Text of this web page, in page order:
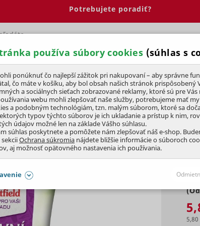
používa súbory cookies (súhlas s
ponúknuť čo najlepší zážitok pri nakupovaní – aby správne
čo máte v košíku, aby bol obsah našich stránok prispôsobený
a sociálnych sieťach zobrazované reklamy, ktoré sú pre
webu mohli zlepšovať naše služby, potrebujeme mať
a podobným technológiám, tzn. malým súborom, ktoré sa
typov týchto súborov je ich ukladanie a prístup k nim,
údajov možné len na základe Vášho súhlasu.
súhlas poskytnete a pomôžete nám zlepšovať náš e-shop.
Ochrana súkromia nájdete bližšie informácie o súboroch
aj možnosť opätovného nastavenia ich používania.
AJ S DETAILMI
naše stránky mohli fungovať
Potrebujete poradiť?
Spálňa Jedáleň Elektrobicykle Vína
Do tieňa